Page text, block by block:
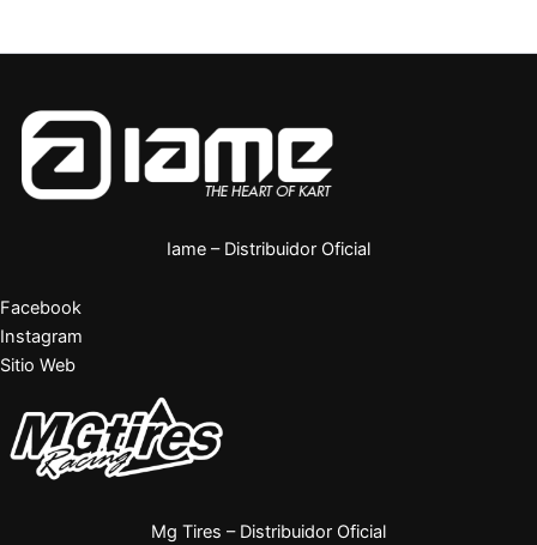
Iame – Distribuidor Oficial
Facebook
Instagram
Sitio Web
Mg Tires – Distribuidor Oficial